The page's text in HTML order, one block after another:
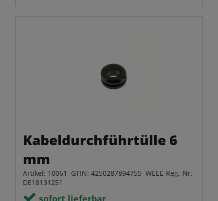
Kabeldurchführtülle 6
mm
Artikel: 10061 GTIN: 4250287894755 WEEE-Reg.-Nr.
DE18131251
sofort lieferbar